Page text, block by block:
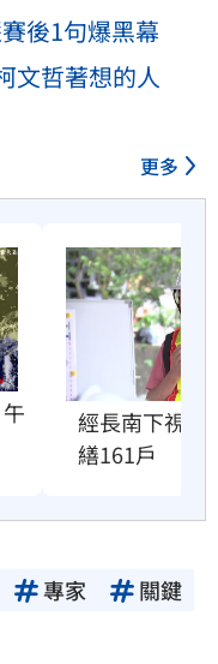
後1句爆黑幕
文哲著想的人
更多
經長南下視察
繕161戶
專家
關鍵